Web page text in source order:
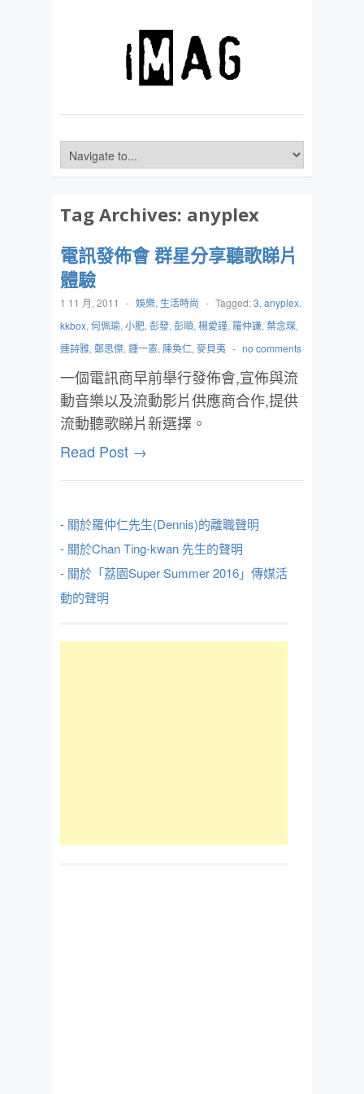
Tag Archives: anyplex
電訊發佈會 群星分享聽歌睇片
體驗
1 11 月, 2011 - 娛樂, 生活時尚 - Tagged:3, anyplex,
kkbox, 何佩瑜, 小肥, 彭發, 彭順, 楊愛謹, 羅仲謙, 葉念琛,
連詩雅, 鄭思傑, 鍾一憲, 陳奐仁, 麥貝夷 - no comments
一個電訊商早前舉行發佈會,宣佈與流
動音樂以及流動影片供應商合作,提供
流動聽歌睇片新選擇。
Read Post →
- 關於羅仲仁先生(Dennis)的離職聲明
- 關於Chan Ting-kwan 先生的聲明
- 關於「荔園Super Summer 2016」傳媒活
動的聲明